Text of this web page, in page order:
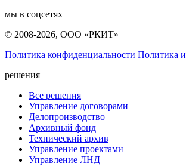
мы в соцсетях
© 2008-2026, ООО «РКИТ»
Политика конфиденциальности Политика
решения
Все решения
Управление договорами
Делопроизводство
Архивный фонд
Технический архив
Управление проектами
Управление ЛНД